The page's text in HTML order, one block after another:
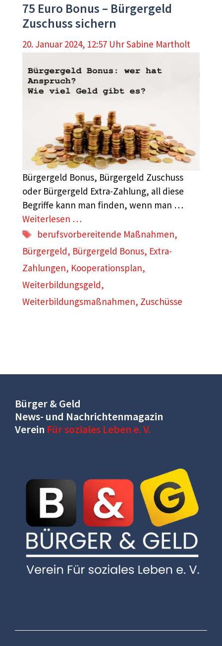
75 Euro Bonus – Bürgergeld
Zuschuss sichern
20. Januar 2024, 12:57 UhrSabine Martholt
Bürgergeld Bonus, Bürgergeld Zuschuss
oder Bürgergeld Extra-Zahlung, all diese
Begriffe kann man finden, wenn man …
Weiterlesen …
Schlagwörter
berufsvorbereitende Maßnahmen,
Bürgergeld, Bürgergeld Bonus, Extra-
Zahlungen, Kooperationsplan,
Weiterbildungsgeld,
Weiterbildungsmaßnahmen, Zuschüsse
Bürger & Geld
News- und Nachrichtenmagazin
Verein Für soziales Leben e. V.